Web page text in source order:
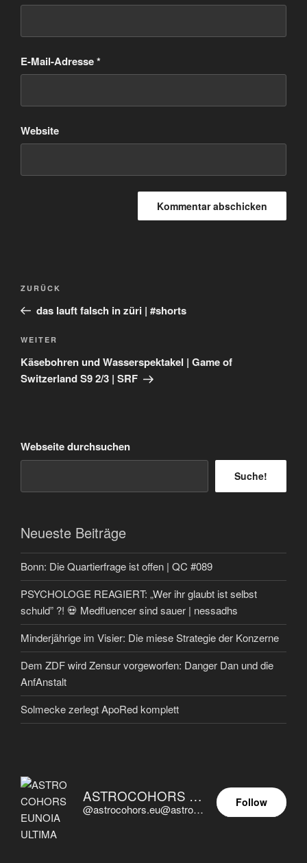
E-Mail-Adresse*
Website
Beitragsnavigation
Vorheriger
Beitrag
ZURÜCK
das lauft falsch in züri | #shorts
Nächster
Beitrag
WEITER
Käsebohren und Wasserspektakel | Game of
Switzerland S9 2/3 | SRF
Webseite durchsuchen
Suche!
Neueste Beiträge
Bonn: Die Quartierfrage ist offen | QC #089
PSYCHOLOGE REAGIERT: „Wer ihr glaubt ist selbst
schuld” ?! 💀 Medfluencer sind sauer | nessadhs
Minderjährige im Visier: Die miese Strategie der Konzerne
Dem ZDF wird Zensur vorgeworfen: Danger Dan und die
AnfAnstalt
Solmecke zerlegt ApoRed komplett
ASTROCOHORS EUNOIA ULTIMA
@astrocohors.eu@astrocohors.eu
Follow